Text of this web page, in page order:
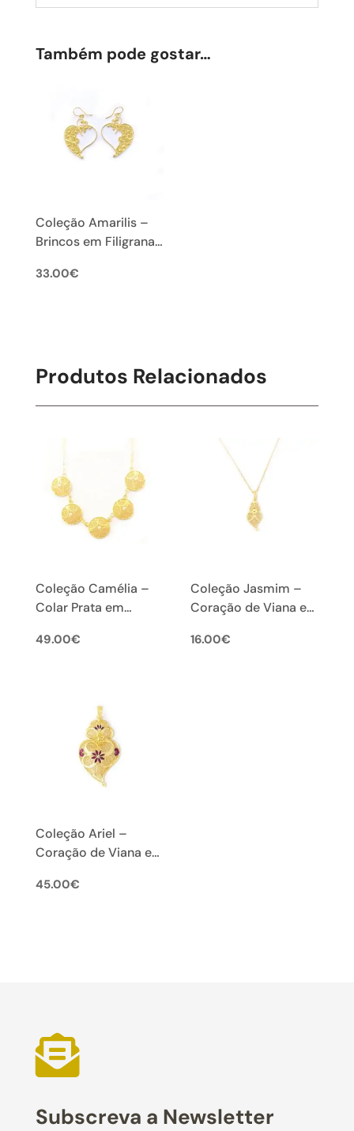
Também pode gostar…
Coleção Amarilis –
Brincos em Filigrana
33.00€
Produtos Relacionados
Coleção Camélia –
Colar Prata em
49.00€
Coleção Jasmim –
Coração de Viana em
XS
16.00€
Coleção Ariel –
Coração de Viana em
45.00€

Subscreva a Newsletter